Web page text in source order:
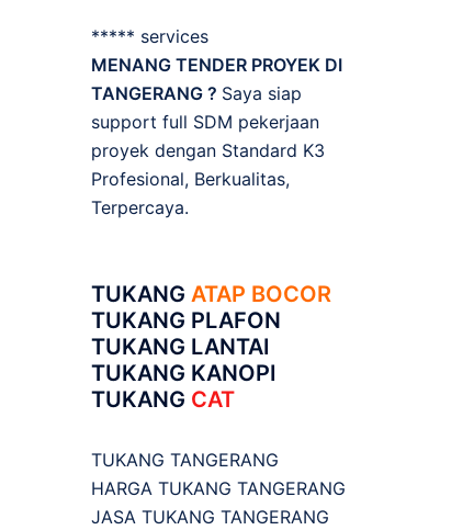
***** services
MENANG TENDER PROYEK DI
TANGERANG ? Saya siap
support full SDM pekerjaan
proyek dengan Standard K3
Profesional, Berkualitas,
Terpercaya.
TUKANG ATAP BOCOR
TUKANG PLAFON
TUKANG LANTAI
TUKANG KANOPI
TUKANG CAT
TUKANG TANGERANG
HARGA TUKANG TANGERANG
JASA TUKANG TANGERANG